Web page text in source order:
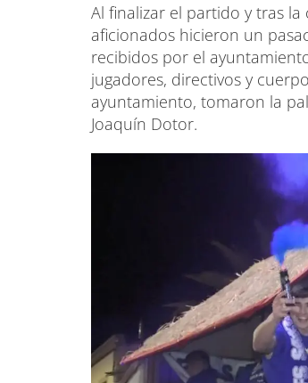
Al finalizar el partido y tras
aficionados hicieron un
recibidos por el
jugadores, directivos y
ayuntamiento, tomaron la
Joaquín Dotor.